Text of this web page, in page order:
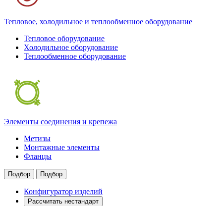
Тепловое, холодильное и теплообменное оборудование
Тепловое оборудование
Холодильное оборудование
Теплообменное оборудование
Элементы соединения и крепежа
Метизы
Монтажные элементы
Фланцы
Подбор Подбор
Конфигуратор изделий
Рассчитать нестандарт